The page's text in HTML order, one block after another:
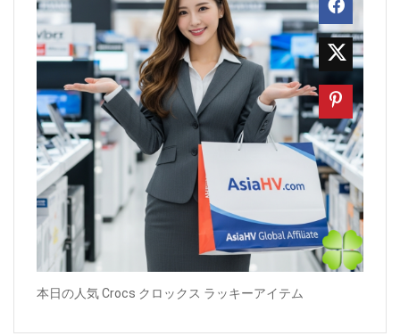
本日の人気 Crocs クロックス ラッキーアイテム